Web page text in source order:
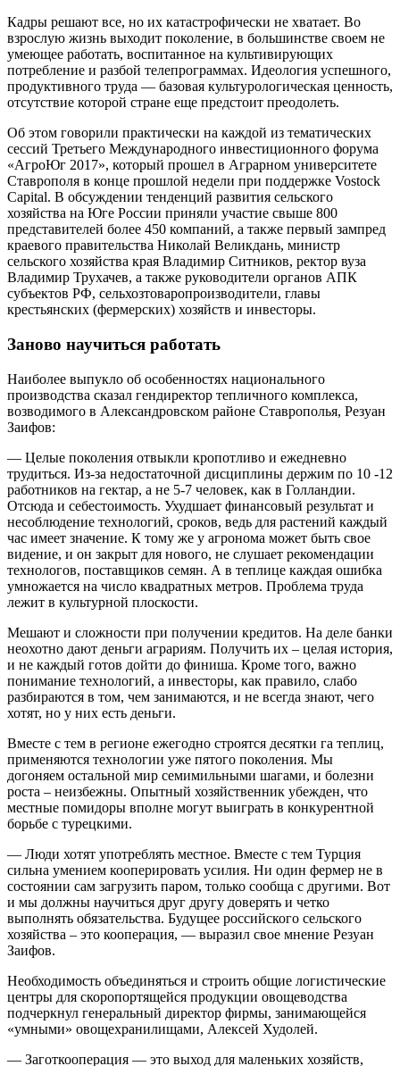
Кадры решают все, но их катастрофически не хватает. Во
взрослую жизнь выходит поколение, в большинстве своем не
умеющее работать, воспитанное на культивирующих
потребление и разбой телепрограммах. Идеология успешного,
продуктивного труда — базовая культурологическая ценность,
отсутствие которой стране еще предстоит преодолеть.
Об этом говорили практически на каждой из тематических
сессий Третьего Международного инвестиционного форума
«АгроЮг 2017», который прошел в Аграрном университете
Ставрополя в конце прошлой недели при поддержке Vostock
Capital. В обсуждении тенденций развития сельского
хозяйства на Юге России приняли участие свыше 800
представителей более 450 компаний, а также первый зампред
краевого правительства Николай Великдань, министр
сельского хозяйства края Владимир Ситников, ректор вуза
Владимир Трухачев, а также руководители органов АПК
субъектов РФ, сельхозтоваропроизводители, главы
крестьянских (фермерских) хозяйств и инвесторы.
Заново научиться работать
Наиболее выпукло об особенностях национального
производства сказал гендиректор тепличного комплекса,
возводимого в Александровском районе Ставрополья, Резуан
Заифов:
— Целые поколения отвыкли кропотливо и ежедневно
трудиться. Из-за недостаточной дисциплины держим по 10 -12
работников на гектар, а не 5-7 человек, как в Голландии.
Отсюда и себестоимость. Ухудшает финансовый результат и
несоблюдение технологий, сроков, ведь для растений каждый
час имеет значение. К тому же у агронома может быть свое
видение, и он закрыт для нового, не слушает рекомендации
технологов, поставщиков семян. А в теплице каждая ошибка
умножается на число квадратных метров. Проблема труда
лежит в культурной плоскости.
Мешают и сложности при получении кредитов. На деле банки
неохотно дают деньги аграриям. Получить их – целая история,
и не каждый готов дойти до финиша. Кроме того, важно
понимание технологий, а инвесторы, как правило, слабо
разбираются в том, чем занимаются, и не всегда знают, чего
хотят, но у них есть деньги.
Вместе с тем в регионе ежегодно строятся десятки га теплиц,
применяются технологии уже пятого поколения. Мы
догоняем остальной мир семимильными шагами, и болезни
роста – неизбежны. Опытный хозяйственник убежден, что
местные помидоры вполне могут выиграть в конкурентной
борьбе с турецкими.
— Люди хотят употреблять местное. Вместе с тем Турция
сильна умением кооперировать усилия. Ни один фермер не в
состоянии сам загрузить паром, только сообща с другими. Вот
и мы должны научиться друг другу доверять и четко
выполнять обязательства. Будущее российского сельского
хозяйства – это кооперация, — выразил свое мнение Резуан
Заифов.
Необходимость объединяться и строить общие логистические
центры для скоропортящейся продукции овощеводства
подчеркнул генеральный директор фирмы, занимающейся
«умными» овощехранилищами, Алексей Худолей.
— Заготкооперация — это выход для маленьких хозяйств,